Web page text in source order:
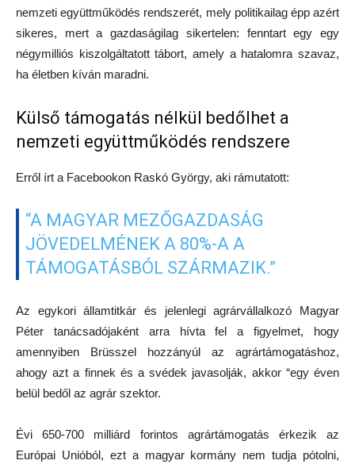
nemzeti együttműködés rendszerét, mely politikailag épp azért
sikeres, mert a gazdaságilag sikertelen: fenntart egy egy
négymilliós kiszolgáltatott tábort, amely a hatalomra szavaz,
ha életben kíván maradni.
Külső támogatás nélkül bedőlhet a
nemzeti együttműködés rendszere
Erről írt a Facebookon Raskó György, aki rámutatott:
“A MAGYAR MEZŐGAZDASÁG
JÖVEDELMÉNEK A 80%-A A
TÁMOGATÁSBÓL SZÁRMAZIK.”
Az egykori államtitkár és jelenlegi agrárvállalkozó Magyar
Péter tanácsadójaként arra hívta fel a figyelmet, hogy
amennyiben Brüsszel hozzányúl az agrártámogatáshoz,
ahogy azt a finnek és a svédek javasolják, akkor “egy éven
belül bedől az agrár szektor.
Évi 650-700 milliárd forintos agrártámogatás érkezik az
Európai Unióból, ezt a magyar kormány nem tudja pótolni,